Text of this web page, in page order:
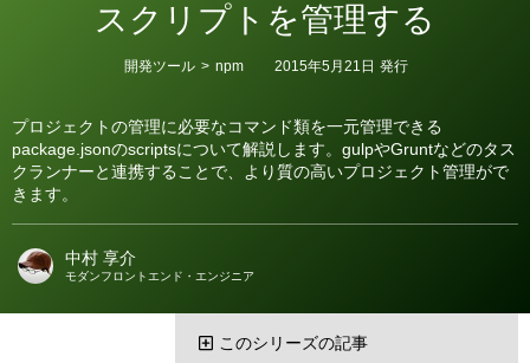
スクリプトを管理する
プロジェクトの管理に必要なコマンド類を一元管理できる
package.jsonのscriptsについて解説します。gulpやGruntなどのタス
クランナーと連携することで、より質の高いプロジェクト管理がで
きます。
カ
ー
開発ツール > npm 2015年5月21日 発行
中村 享介
モダンフロントエンド・エンジニア
構
築
このシリーズの記事